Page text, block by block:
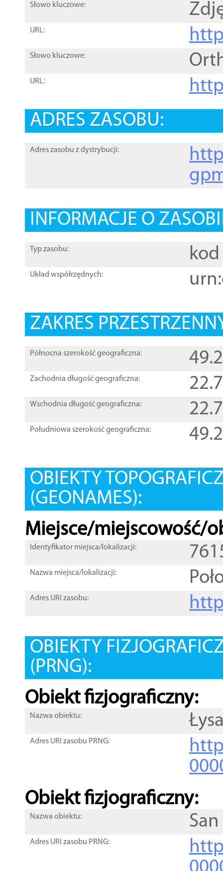
Słowo kluczowe:
URL:
Słowo kluczowe:
URL:
ADRES ZASOBU:
Adres zasobu z dystrybucji:
INFORMACJE O
Typ zasobu: kod
Układ współrzędnych:
ZAKRES
Północna szerokość geograficzna:
Zachodnia długość geograficzna:
Wschodnia długość geograficzna:
Południowa szerokość geograficzna:
OBIEKTY
(GEONAMES):
Miejsce/miejscowość/
Identyfikator miejsca/lokalizacji:
Nazwa miejsca/lokalizacji:
Adres URI zasobu:
OBIEKTY
(PRNG):
Obiekt fizjograficzny:
Nazwa obiektu:
Adres URI zasobu PRNG:
Obiekt fizjograficzny:
Nazwa obiektu: San
Adres URI zasobu PRNG: